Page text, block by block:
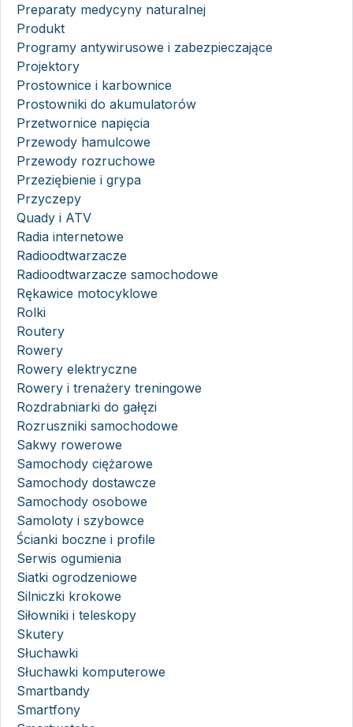
Preparaty medycyny naturalnej
Produkt
Programy antywirusowe i zabezpieczające
Projektory
Prostownice i karbownice
Prostowniki do akumulatorów
Przetwornice napięcia
Przewody hamulcowe
Przewody rozruchowe
Przeziębienie i grypa
Przyczepy
Quady i ATV
Radia internetowe
Radioodtwarzacze
Radioodtwarzacze samochodowe
Rękawice motocyklowe
Rolki
Routery
Rowery
Rowery elektryczne
Rowery i trenażery treningowe
Rozdrabniarki do gałęzi
Rozruszniki samochodowe
Sakwy rowerowe
Samochody ciężarowe
Samochody dostawcze
Samochody osobowe
Samoloty i szybowce
Ścianki boczne i profile
Serwis ogumienia
Siatki ogrodzeniowe
Silniczki krokowe
Siłowniki i teleskopy
Skutery
Słuchawki
Słuchawki komputerowe
Smartbandy
Smartfony